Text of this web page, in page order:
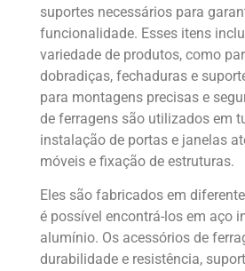
suportes necessários para
funcionalidade. Esses itens
variedade de produtos, como
dobradiças, fechaduras e
para montagens precisas e
de ferragens são utilizados em
instalação de portas e janelas
móveis e fixação de estruturas.
Eles são fabricados em
é possível encontrá-los em aço
alumínio. Os acessórios de
durabilidade e resistência,